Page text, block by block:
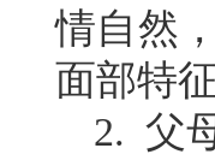
情自然
面部特
2. 父